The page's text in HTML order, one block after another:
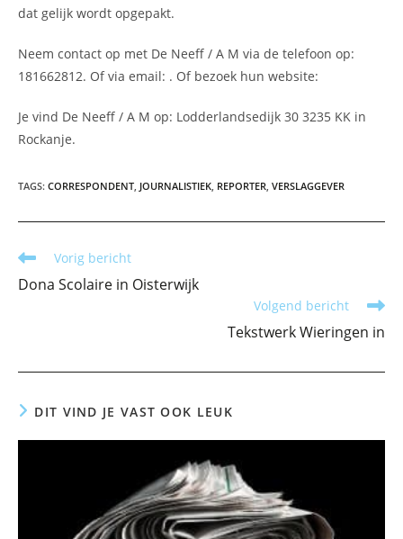
dat gelijk wordt opgepakt.
Neem contact op met De Neeff / A M via de telefoon op:
181662812. Of via email: . Of bezoek hun website:
Je vind De Neeff / A M op: Lodderlandsedijk 30 3235 KK in
Rockanje.
TAGS: CORRESPONDENT JOURNALISTIEK REPORTER VERSLAGGEVER
Lees
artikelen
Vorig bericht
Dona Scolaire in Oisterwijk
Volgend bericht
Tekstwerk Wieringen in
DIT VIND JE VAST OOK LEUK